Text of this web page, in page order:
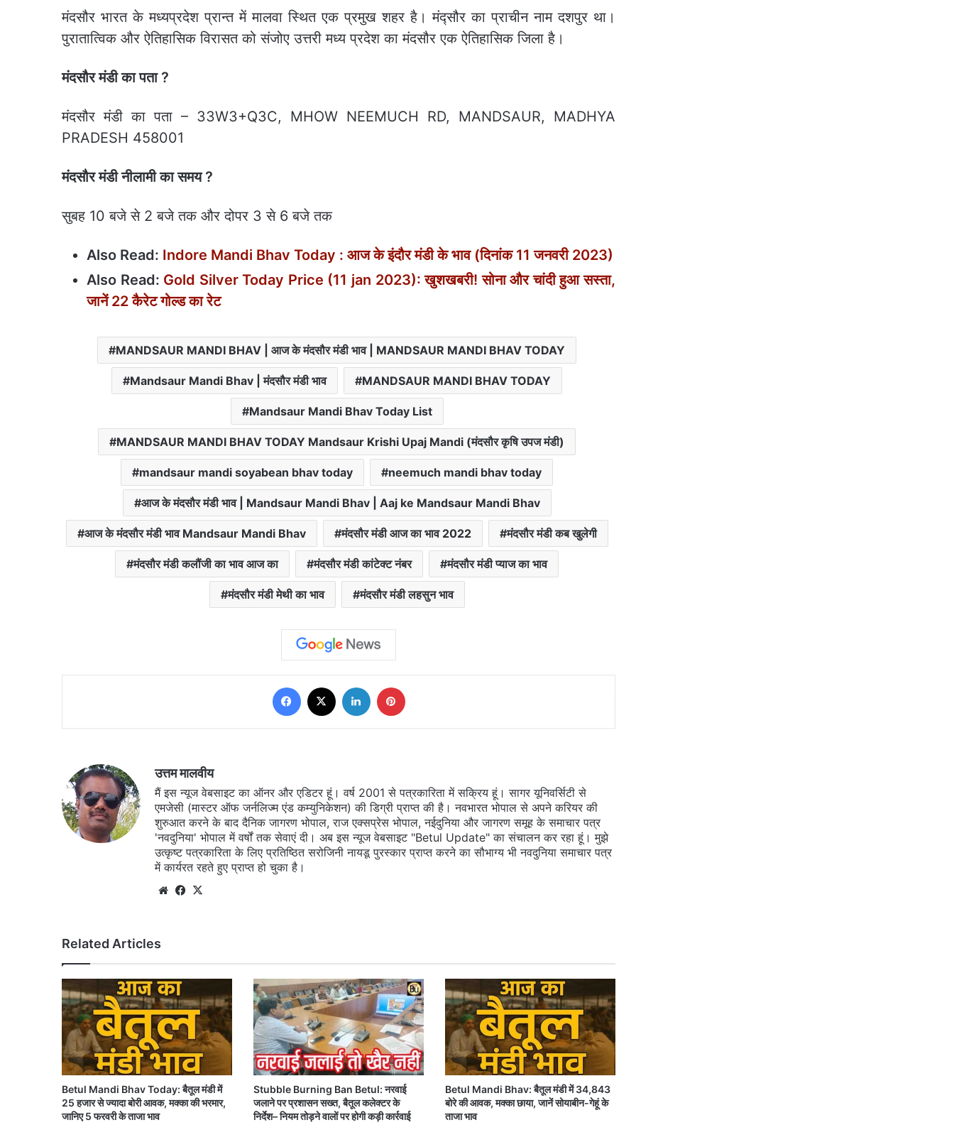
मंदसौर भारत के मध्यप्रदेश प्रान्त में मालवा स्थित एक प्रमुख शहर है। मंद्सौर का प्राचीन नाम दशपुर था।
पुरातात्विक और ऐतिहासिक विरासत को संजोए उत्तरी मध्य प्रदेश का मंदसौर एक ऐतिहासिक जिला है।
मंदसौर मंडी का पता ?
मंदसौर मंडी का पता – 33W3+Q3C, MHOW NEEMUCH RD, MANDSAUR, MADHYA
PRADESH 458001
मंदसौर मंडी नीलामी का समय ?
सुबह 10 बजे से 2 बजे तक और दोपर 3 से 6 बजे तक
Also Read: Indore Mandi Bhav Today : आज के इंदौर मंडी के भाव (दिनांक 11 जनवरी 2023)
Also Read: Gold Silver Today Price (11 jan 2023): खुशखबरी! सोना और चांदी हुआ सस्ता,
जानें 22 कैरेट गोल्ड का रेट
MANDSAUR MANDI BHAV | आज के मंदसौर मंडी भाव | MANDSAUR MANDI BHAV TODAY
Mandsaur Mandi Bhav | मंदसौर मंडी भाव MANDSAUR MANDI BHAV TODAY
Mandsaur Mandi Bhav Today List
MANDSAUR MANDI BHAV TODAY Mandsaur Krishi Upaj Mandi (मंदसौर कृषि उपज मंडी)
mandsaur mandi soyabean bhav today neemuch mandi bhav today
आज के मंदसौर मंडी भाव | Mandsaur Mandi Bhav | Aaj ke Mandsaur Mandi Bhav
आज के मंदसौर मंडी भाव Mandsaur Mandi Bhav मंदसौर मंडी आज का भाव 2022 मंदसौर मंडी कब खुलेगी
मंदसौर मंडी कलौंजी का भाव आज का मंदसौर मंडी कांटेक्ट नंबर मंदसौर मंडी प्याज का भाव
मंदसौर मंडी मेथी का भाव मंदसौर मंडी लहसुन भाव
Facebook LinkedIn
उत्तम मालवीय
मैं इस न्यूज वेबसाइट का ऑनर और एडिटर हूं। वर्ष 2001 से पत्रकारिता में सक्रिय हूं। सागर यूनिवर्सिटी से
एमजेसी (मास्टर ऑफ जर्नलिज्म एंड कम्युनिकेशन) की डिग्री प्राप्त की है। नवभारत भोपाल से अपने करियर की
शुरुआत करने के बाद दैनिक जागरण भोपाल, राज एक्सप्रेस भोपाल, नईदुनिया और जागरण समूह के समाचार पत्र
'नवदुनिया' भोपाल में वर्षों तक सेवाएं दी। अब इस न्यूज वेबसाइट "Betul Update" का संचालन कर रहा हूं। मुझे
उत्कृष्ट पत्रकारिता के लिए प्रतिष्ठित सरोजिनी नायडू पुरस्कार प्राप्त करने का सौभाग्य भी नवदुनिया समाचार पत्र
में कार्यरत रहते हुए प्राप्त हो चुका है।
WebsiteFacebook
Related Articles
Betul Mandi Bhav Today: बैतूल मंडी में
25 हजार से ज्यादा बोरी आवक, मक्का की भरमार,
जानिए 5 फरवरी के ताजा भाव
Stubble Burning Ban Betul: नरवाई
जलाने पर प्रशासन सख्त, बैतूल कलेक्टर के
निर्देश– नियम तोड़ने वालों पर होगी कड़ी कार्रवाई
Betul Mandi Bhav: बैतूल मंडी में 34,843
बोरे की आवक, मक्का छाया, जानें सोयाबीन-गेहूं के
ताजा भाव